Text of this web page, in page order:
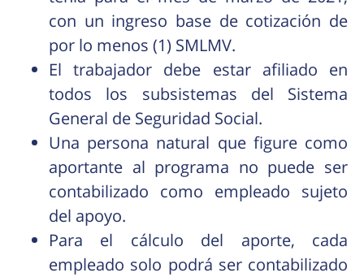
con un ingreso base de cotización de
por lo menos (1) SMLMV.
El trabajador debe estar afiliado en
todos los subsistemas del Sistema
General de Seguridad Social.
Una persona natural que figure como
aportante al programa no puede ser
contabilizado como empleado sujeto
del apoyo.
Para el cálculo del aporte, cada
empleado solo podrá ser contabilizado